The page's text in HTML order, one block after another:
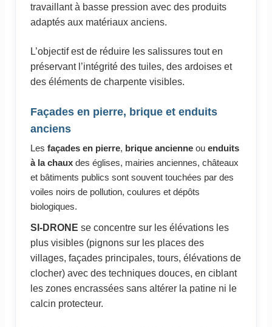
travaillant à basse pression avec des produits
adaptés aux matériaux anciens.
L’objectif est de réduire les salissures tout en
préservant l’intégrité des tuiles, des ardoises et
des éléments de charpente visibles.
Façades en pierre, brique et enduits
anciens
Les façades en pierre, brique ancienneou enduits
à la chauxdes églises, mairies anciennes, châteaux
et bâtiments publics sont souvent touchées par des
voiles noirs de pollution, coulures et dépôts
biologiques.
SI-DRONE se concentre sur les élévations les
plus visibles (pignons sur les places des
villages, façades principales, tours, élévations de
clocher) avec des techniques douces, en ciblant
les zones encrassées sans altérer la patine ni le
calcin protecteur.